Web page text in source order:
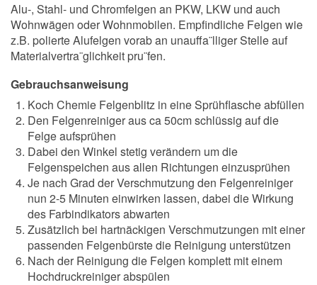
Alu-, Stahl- und Chromfelgen an PKW, LKW und auch
Wohnwägen oder Wohnmobilen. Empfindliche Felgen wie
z.B. polierte Alufelgen vorab an unauffa¨lliger Stelle auf
Materialvertra¨glichkeit pru¨fen.
Gebrauchsanweisung
Koch Chemie Felgenblitz in eine Sprühflasche abfüllen
Den Felgenreiniger aus ca 50cm schlüssig auf die
Felge aufsprühen
Dabei den Winkel stetig verändern um die
Felgenspeichen aus allen Richtungen einzusprühen
Je nach Grad der Verschmutzung den Felgenreiniger
nun 2-5 Minuten einwirken lassen, dabei die Wirkung
des Farbindikators abwarten
Zusätzlich bei hartnäckigen Verschmutzungen mit einer
passenden Felgenbürste die Reinigung unterstützen
Nach der Reinigung die Felgen komplett mit einem
Hochdruckreiniger abspülen